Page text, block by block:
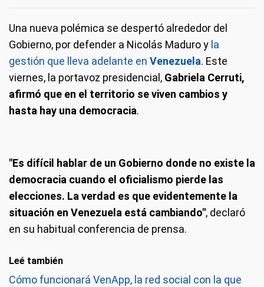
Una nueva polémica se despertó alrededor del
Gobierno, por defender a Nicolás Maduro y la
gestión que lleva adelante en Venezuela. Este
viernes, la portavoz presidencial, Gabriela Cerruti,
afirmó que en el territorio se viven cambios y
hasta hay una democracia.
"Es difícil hablar de un Gobierno donde no existe la
democracia cuando el oficialismo pierde las
elecciones. La verdad es que evidentemente la
situación en Venezuela está cambiando", declaró
en su habitual conferencia de prensa.
Leé también
Cómo funcionará VenApp, la red social con la que